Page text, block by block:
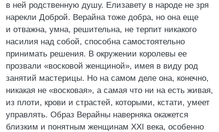
в ней родственную душу. Елизавету в народе не зря
нарекли Доброй. Верайна тоже добра, но она еще
и отважна, умна, решительна, не терпит никакого
насилия над собой, способна самостоятельно
принимать решения. В окружении королевы ее
прозвали «восковой женщиной», имея в виду род
занятий мастерицы. Но на самом деле она, конечно,
никакая не «восковая», а самая что ни на есть живая,
из плоти, крови и страстей, которыми, кстати, умеет
управлять. Образ Верайны наверняка окажется
близким и понятным женщинам XXI века, особенно